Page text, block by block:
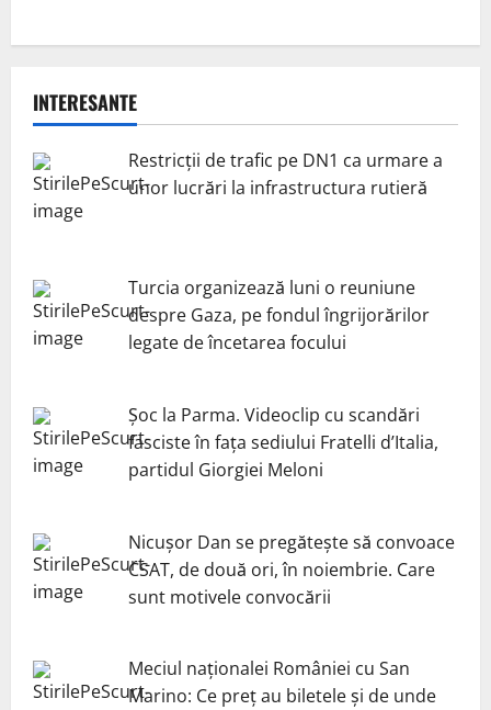
INTERESANTE
Restricții de trafic pe DN1 ca urmare a
unor lucrări la infrastructura rutieră
Turcia organizează luni o reuniune
despre Gaza, pe fondul îngrijorărilor
legate de încetarea focului
Șoc la Parma. Videoclip cu scandări
fasciste în fața sediului Fratelli d’Italia,
partidul Giorgiei Meloni
Nicuşor Dan se pregăteşte să convoace
CSAT, de două ori, în noiembrie. Care
sunt motivele convocării
Meciul naționalei României cu San
Marino: Ce preț au biletele și de unde